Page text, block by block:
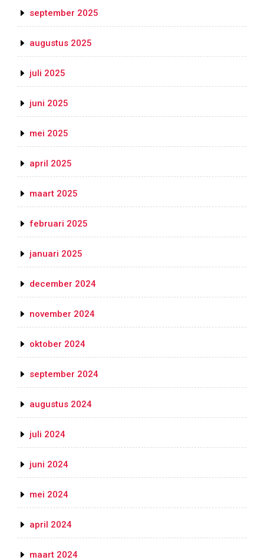
september 2025
augustus 2025
juli 2025
juni 2025
mei 2025
april 2025
maart 2025
februari 2025
januari 2025
december 2024
november 2024
oktober 2024
september 2024
augustus 2024
juli 2024
juni 2024
mei 2024
april 2024
maart 2024